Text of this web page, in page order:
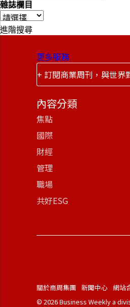
雜誌欄目
進階搜尋
更多服務
+ 訂閱商業周刊，與世界
內容分類
焦點
國際
財經
管理
職場
共好ESG
關於商周集團 新聞中心 網站
© 2026 Business Weekly a